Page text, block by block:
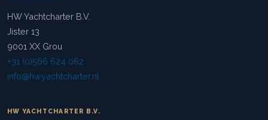
HW Yachtcharter B.V.
Jister 13
9001 XX Grou
+31 (0)566 624 062
info@hwyachtcharter.nl
HW YACHTCHARTER B.V.